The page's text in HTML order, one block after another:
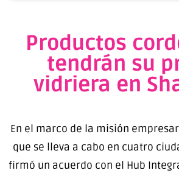
Productos
tendrán su
vidriera en
En el marco de la misión
que se lleva a cabo en cuatro
firmó un acuerdo con el Hub